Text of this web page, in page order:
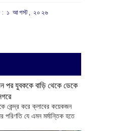
:‌ ‌‌১ আগস্ট, ২০২৬
পর যুবককে বাড়ি থেকে ডেকে
কেন্দ্র করে ক্লাবের কয়েকজন
পরিণতি যে এমন মর্মান্তিক হতে